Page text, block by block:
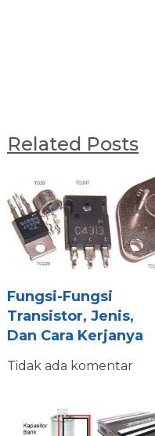
Related Posts
Fungsi-Fungsi
Transistor, Jenis,
Dan Cara Kerjanya
Tidak ada komentar